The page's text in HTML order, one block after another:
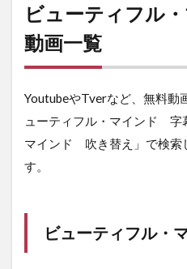
ビューティフル
動画一覧
YoutubeやTverなど、無料動
ューティフル・マインド
マインド 吹き替え」で検索
す。
ビューティフル・